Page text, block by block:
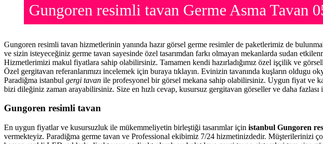
Gungoren resimli tavan Germe Asma Tavan
Gungoren resimli tavan hizmetlerinin yanında hazır görsel germe resimler de paketlerimiz de
ve sizin isteyeceğiniz germe tavan sayesinde özel tasarımdan farkı olmayan mekanlarda sudan
Hizmetlerimizi makul fiyatlara sahip olabilirsiniz. Tamamen kendi hazırladığımız özel işçilik ve
Özel gergitavan referanlarımızı incelemek için buraya tıklayın. Evinizin tavanında kuşların oldugu
Paradiğma istanbul gergi tavan ile profesyonel bir görsel mekana sahip olabilirsiniz. Uygun fiyat ve
bizi dileğiniz zaman arayabilirsiniz. Size en hızlı cevap, kusursuz gergitavan görseller ve daha fazlası
Gungoren resimli tavan
En uygun fiyatlar ve kusursuzluk ile mükemmeliyetin birleştiği tasarımlar için istanbul Gungoren
vermekteyiz. Paradiğma germe tavan ve Professional ekibimiz 7/24 hizmetinizdedir. Müşterilerinizi